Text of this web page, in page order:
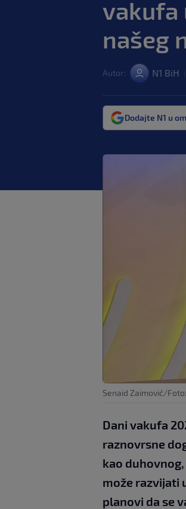
vakufa
našeg
Autor: N1 BiH
Dodajte N1 u
Senaid Zaimović/Foto:
Dani vakufa
raznovrsne
kao
može razvijati
planovi da se